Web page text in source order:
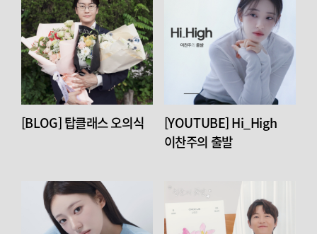
[BLOG] 탑클래스 오의식
[YOUTUBE] Hi_High
이찬주의 출발